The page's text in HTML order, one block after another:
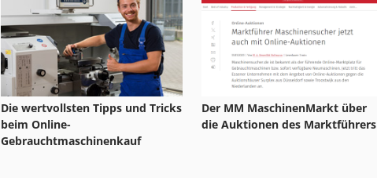
Die wertvollsten Tipps und Tricks
beim Online-
Gebrauchtmaschinenkauf
Der MM MaschinenMarkt über
die Auktionen des Marktführers